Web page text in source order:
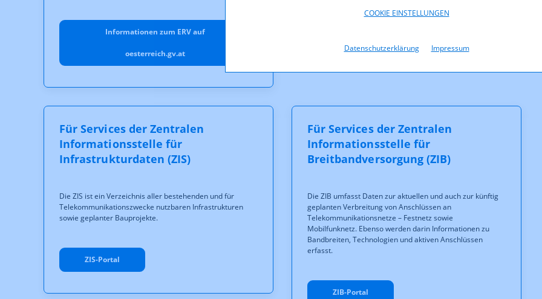
COOKIE EINSTELLUNGEN
Datenschutzerklärung Impressum
Informationen zum ERV auf
oesterreich.gv.at
Für Services der Zentralen
Informationsstelle für
Infrastrukturdaten (ZIS)
Die ZIS ist ein Verzeichnis aller bestehenden und für
Telekommunikationszwecke nutzbaren Infrastrukturen
sowie geplanter Bauprojekte.
ZIS-Portal
Für Services der Zentralen
Informationsstelle für
Breitbandversorgung (ZIB)
Die ZIB umfasst Daten zur aktuellen und auch zur künftig
geplanten Verbreitung von Anschlüssen an
Telekommunikationsnetze – Festnetz sowie
Mobilfunknetz. Ebenso werden darin Informationen zu
Bandbreiten, Technologien und aktiven Anschlüssen
erfasst.
ZIB-Portal